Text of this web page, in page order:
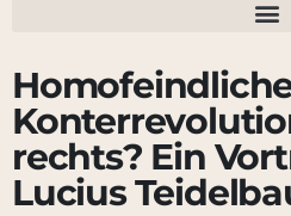
rechts? Ein
Lucius